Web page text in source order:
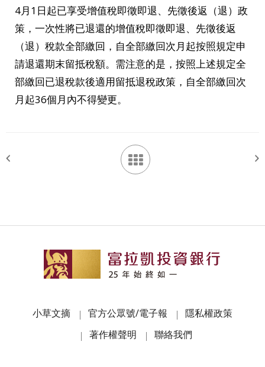
4月1日起已享受增值稅即徵即退、先徵後返（退）政
策，一次性將已退還的增值稅即徵即退、先徵後返
（退）稅款全部繳回，自全部繳回次月起按照規定申
請退還期末留抵稅額。需注意的是，按照上述規定全
部繳回已退稅款後適用留抵退稅政策，自全部繳回次
月起36個月內不得變更。
小草文摘 官方公眾號/電子報
隱私權政策
著作權聲明
聯絡我們